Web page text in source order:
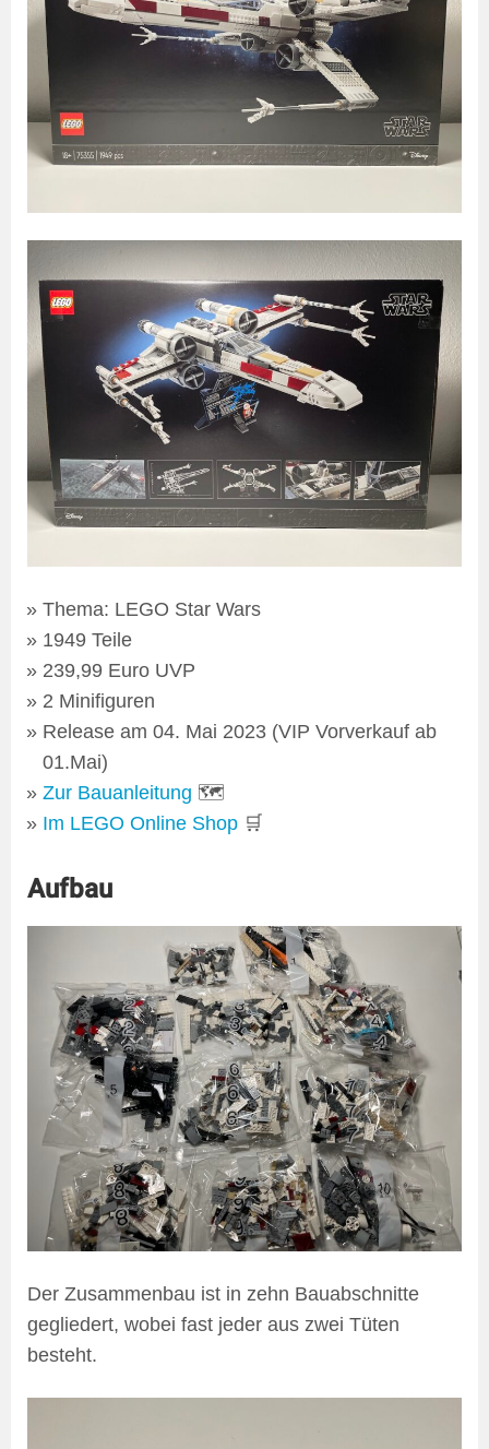
Thema: LEGO Star Wars
1949 Teile
239,99 Euro UVP
2 Minifiguren
Release am 04. Mai 2023 (VIP Vorverkauf ab
01.Mai)
Zur Bauanleitung 🗺
Im LEGO Online Shop 🛒
Aufbau
Der Zusammenbau ist in zehn Bauabschnitte
gegliedert, wobei fast jeder aus zwei Tüten
besteht.